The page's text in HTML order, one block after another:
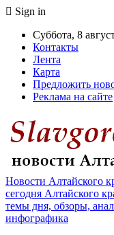
Sign in
Суббота, 8
Контакты
Лента
Карта
Предложить
Реклама на сайте
Новости Алтайского
сегодня Алтайского
темы дня, обзоры,
инфографика